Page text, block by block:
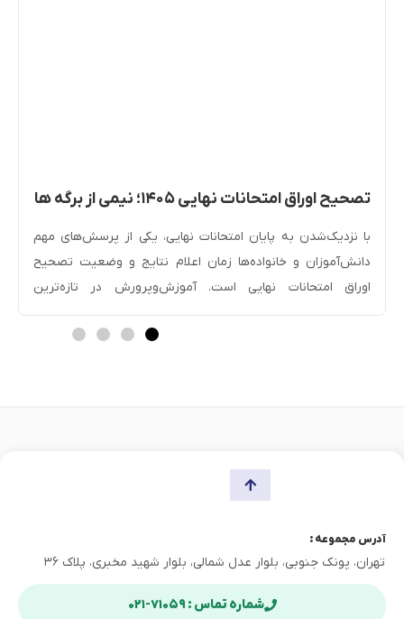
تصحیح اوراق امتحانات نهایی ۱۴۰۵؛ نیمی از برگه ها
تصحیح شد + زمان اعلام نتایج
با نزدیک‌شدن به پایان امتحانات نهایی، یکی از پرسش‌های مهم
دانش‌آموزان و خانواده‌ها زمان اعلام نتایج و وضعیت تصحیح
اوراق امتحانات نهایی است. آموزش‌وپرورش در تازه‌ترین
توضیحات خود اعلام کرده است که روند صحیح کردن امتحان
نهایی نسبت به سال گذشته شرایط بهتری دارد و تاکنون بیش از
آدرس مجموعه :
تهران، پونک جنوبی، بلوار عدل شمالی، بلوار شهید مخبری، پلاک ۳۶
شماره تماس : ۷۱۰۵۹-۰۲۱